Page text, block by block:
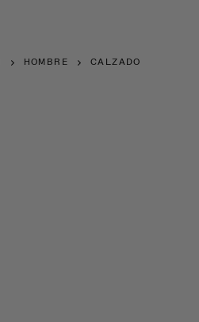
HOMBRE CALZADO